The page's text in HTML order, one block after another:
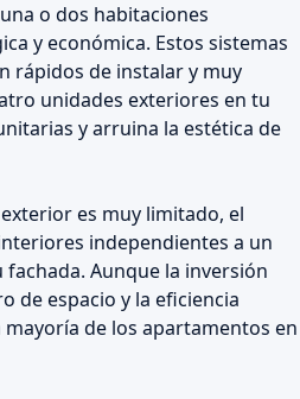
o dos habitaciones
y económica. Estos sistemas
rápidos de instalar y muy
unidades exteriores en tu
y arruina la estética de
es muy limitado, el
independientes a un
Aunque la inversión
de espacio y la eficiencia
de los apartamentos en